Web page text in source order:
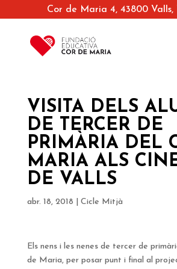
Cor de Maria 4, 43800 Valls,
VISITA DELS
DE TERCER DE
PRIMÀRIA DEL
MARIA ALS
DE VALLS
abr. 18, 2018 Cicle Mitjà
Els nens i les nenes de tercer de
de Maria, per posar punt i final al